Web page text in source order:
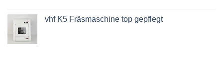
vhf K5 Fräsmaschine top gepflegt